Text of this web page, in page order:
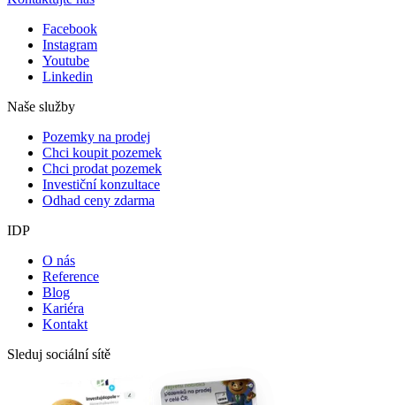
Facebook
Instagram
Youtube
Linkedin
Naše služby
Pozemky na prodej
Chci koupit pozemek
Chci prodat pozemek
Investiční konzultace
Odhad ceny zdarma
IDP
O nás
Reference
Blog
Kariéra
Kontakt
Sleduj sociální sítě